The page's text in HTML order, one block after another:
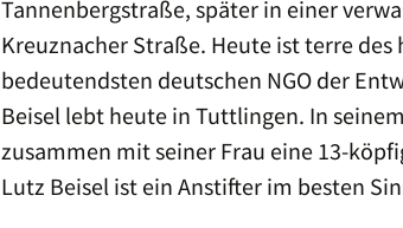
Tannenbergstraße, später in einer
Kreuznacher Straße. Heute ist terre
bedeutendsten deutschen NGO der
Beisel lebt heute in Tuttlingen. In
zusammen mit seiner Frau eine 13-
Lutz Beisel ist ein Anstifter im besten